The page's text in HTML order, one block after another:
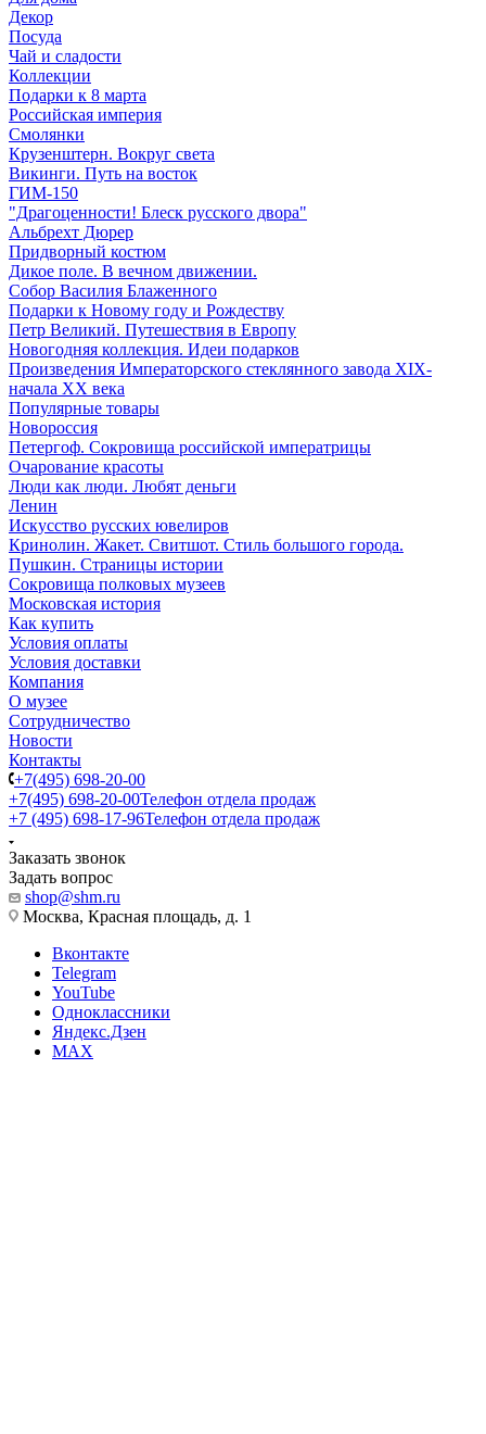
Декор
Посуда
Чай и сладости
Коллекции
Подарки к 8 марта
Российская империя
Смолянки
Крузенштерн. Вокруг света
Викинги. Путь на восток
ГИМ-150
"Драгоценности! Блеск русского двора"
Альбрехт Дюрер
Придворный костюм
Дикое поле. В вечном движении.
Собор Василия Блаженного
Подарки к Новому году и Рождеству
Петр Великий. Путешествия в Европу
Новогодняя коллекция. Идеи подарков
Произведения Императорского стеклянного завода XIX-
начала XX века
Популярные товары
Новороссия
Петергоф. Сокровища российской императрицы
Очарование красоты
Люди как люди. Любят деньги
Ленин
Искусство русских ювелиров
Кринолин. Жакет. Свитшот. Стиль большого города.
Пушкин. Страницы истории
Сокровища полковых музеев
Московская история
Как купить
Условия оплаты
Условия доставки
Компания
О музее
Сотрудничество
Новости
Контакты
+7(495) 698-20-00
+7(495) 698-20-00Телефон отдела продаж
+7 (495) 698-17-96Телефон отдела продаж
Заказать звонок
Задать вопрос
shop@shm.ru
Москва, Красная площадь, д. 1
Вконтакте
Telegram
YouTube
Одноклассники
Яндекс.Дзен
MAX